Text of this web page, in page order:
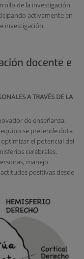
de la investigación
activamente en
investigación.
docente e
A TRAVÉS DE LA
de enseñanza,
se pretende dota
el potencial del
cerebrales,
manejo
positivas desde